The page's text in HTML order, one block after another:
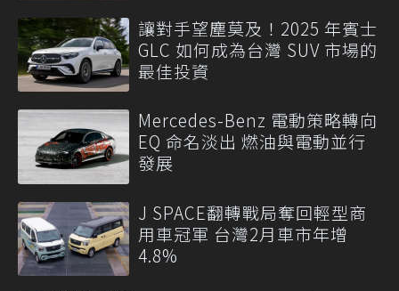
讓對手望塵莫及！2025 年賓士
GLC 如何成為台灣 SUV 市場的
最佳投資
Mercedes-Benz 電動策略轉向
EQ 命名淡出 燃油與電動並行
發展
J SPACE翻轉戰局奪回輕型商
用車冠軍 台灣2月車市年增
4.8%